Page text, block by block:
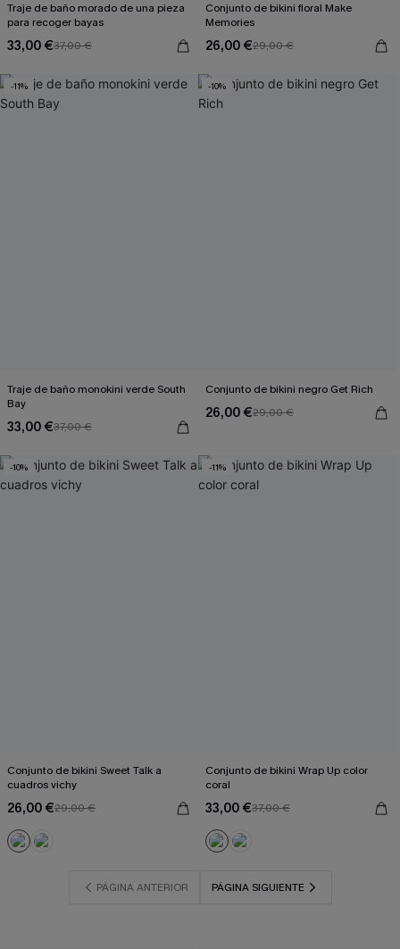
Traje de baño morado de una pieza
para recoger bayas
33,00 €37,00 €
Conjunto de bikini floral Make
Memories
26,00 €29,00 €
-11%
Traje de baño monokini verde South
Bay
33,00 €37,00 €
-10%
Conjunto de bikini negro Get Rich
26,00 €29,00 €
-10%
Conjunto de bikini Sweet Talk a
cuadros vichy
26,00 €29,00 €
-11%
Conjunto de bikini Wrap Up color
coral
33,00 €37,00 €
PÁGINA ANTERIOR PÁGINA SIGUIENTE